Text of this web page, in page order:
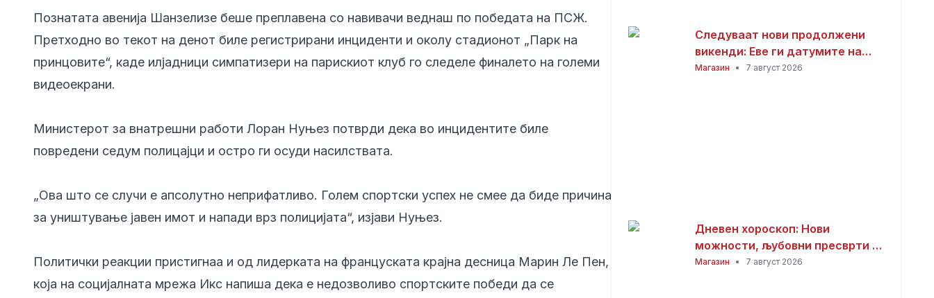
Познатата авенија Шанзелизе беше преплавена со навивачи веднаш по победата на ПСЖ.
Претходно во текот на денот биле регистрирани инциденти и околу стадионот „Парк на
принцовите“, каде илјадници симпатизери на парискиот клуб го следеле финалето на големи
видеоекрани.
Министерот за внатрешни работи Лоран Нуњез потврди дека во инцидентите биле
повредени седум полицајци и остро ги осуди насилствата.
„Ова што се случи е апсолутно неприфатливо. Голем спортски успех не смее да биде причина
за уништување јавен имот и напади врз полицијата“, изјави Нуњез.
Политички реакции пристигнаа и од лидерката на француската крајна десница Марин Ле Пен,
која на социјалната мрежа Икс напиша дека е недозволиво спортските победи да се
Следуваат нови продолжени
викенди: Еве ги датумите на
следните неработни денови
Магазин • 7 август 2026
Дневен хороскоп: Нови
можности, љубовни пресврти и
совети за здравјето за сите
Магазин • 7 август 2026